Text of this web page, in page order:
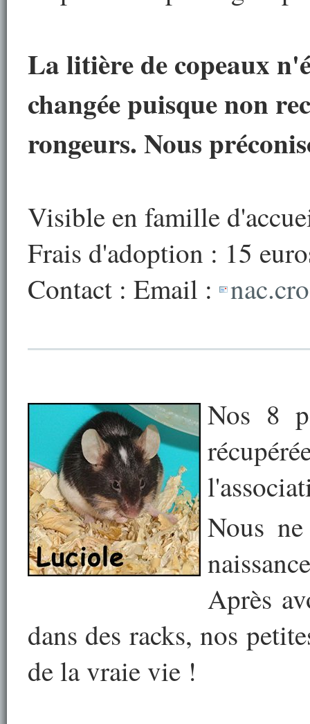
La litière de copeaux
changée puisque non
rongeurs. Nous
Visible en famille
Frais d'adoption : 15
Contact : Email :
Nos 8
Nous
Après
dans des racks, nos
de la vraie vie !